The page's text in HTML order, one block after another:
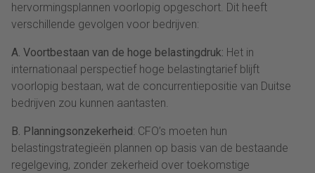
hervormingsplannen voorlopig opgeschort. Dit heeft
verschillende gevolgen voor bedrijven:
A. Voortbestaan van de hoge belastingdruk: Het in
internationaal perspectief hoge belastingtarief blijft
voorlopig bestaan, wat de concurrentiepositie van Duitse
bedrijven zou kunnen aantasten.
B. Planningsonzekerheid: CFO’s moeten hun
belastingstrategieën plannen op basis van de bestaande
regelgeving, zonder zekerheid over toekomstige